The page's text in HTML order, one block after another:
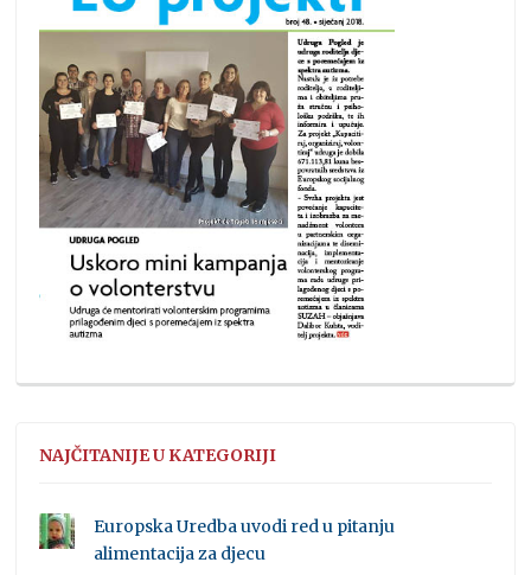
NAJČITANIJE U KATEGORIJI
Europska Uredba uvodi red u pitanju
alimentacija za djecu